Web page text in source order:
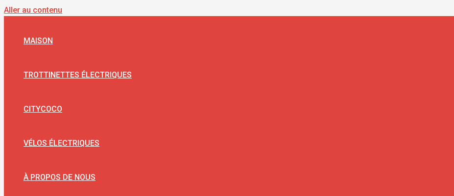
Aller au contenu
MAISON
TROTTINETTES ÉLECTRIQUES
CITYCOCO
VÉLOS ÉLECTRIQUES
À PROPOS DE NOUS